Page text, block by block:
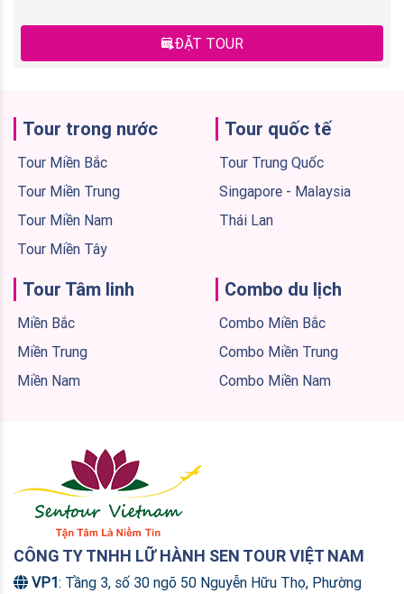
ĐẶT TOUR
Tour trong nước
Tour Miền Bắc
Tour Miền Trung
Tour Miền Nam
Tour Miền Tây
Tour quốc tế
Tour Trung Quốc
Singapore - Malaysia
Thái Lan
Tour Tâm linh
Miền Bắc
Miền Trung
Miền Nam
Combo du lịch
Combo Miền Bắc
Combo Miền Trung
Combo Miền Nam
CÔNG TY TNHH LỮ HÀNH SEN TOUR VIỆT NAM
VP1: Tầng 3, số 30 ngõ 50 Nguyễn Hữu Thọ, Phường